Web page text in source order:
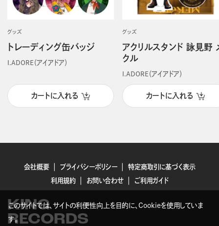
グッズ
トレーディング缶バッジ
I.ADORE（アイアドア）
カートに入れる
グッズ
アクリルスタンド 詠見野
クル
I.ADORE（アイアドア）
カートに入れる
会社概要 プライバシーポリシー
特定商取引に基づく表示
利用規約
お問い合わせ ご利用ガイド
KING
RECORDS
このサイトでは、サイトの利便性向上を目的に、Cookieを使用していま
す。